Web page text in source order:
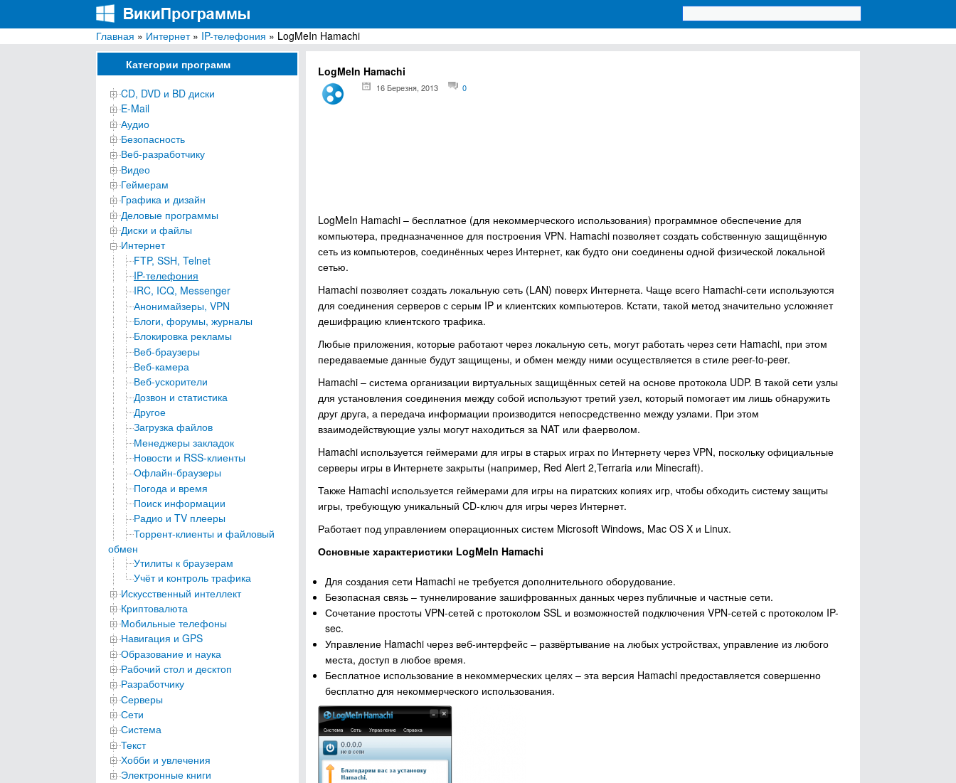
ВикиПрограммы
Энциклопедия бесплатных компьютерных программ для Windows
Главная » Интернет» IP-телефония » LogMeIn Hamachi
Категории программ
CD, DVD и BD диски
E-Mail
Аудио
Безопасность
Веб-разработчику
Видео
Геймерам
Графика и дизайн
Деловые программы
Диски и файлы
Интернет
FTP, SSH, Telnet
IP-телефония
IRC, ICQ, Messenger
Анонимайзеры, VPN
Блоги, форумы, журналы
Блокировка рекламы
Веб-браузеры
Веб-камера
Веб-ускорители
Дозвон и статистика
Другое
Загрузка файлов
Менеджеры закладок
Новости и RSS-клиенты
Офлайн-браузеры
Погода и время
Поиск информации
Радио и TV плееры
Торрент-клиенты и файловый
обмен
Утилиты к браузерам
Учёт и контроль трафика
Искусственный интеллект
Криптовалюта
Мобильные телефоны
Навигация и GPS
Образование и наука
Рабочий стол и десктоп
Разработчику
Серверы
Сети
Система
Текст
Хобби и увлечения
Электронные книги
LogMeIn Hamachi
16 Березня, 2013 0
LogMeIn Hamachi – бесплатное (для некоммерческого использования) программное обеспечение для
компьютера, предназначенное для построения VPN. Hamachi позволяет создать собственную защищённую
сеть из компьютеров, соединённых через Интернет, как будто они соединены одной физической локальной
сетью.
Hamachi позволяет создать локальную сеть (LAN) поверх Интернета. Чаще всего Hamachi-сети используются
для соединения серверов с серым IP и клиентских компьютеров. Кстати, такой метод значительно усложняет
дешифрацию клиентского трафика.
Любые приложения, которые работают через локальную сеть, могут работать через сети Hamachi, при этом
передаваемые данные будут защищены, и обмен между ними осуществляется в стиле peer-to-peer.
Hamachi – система организации виртуальных защищённых сетей на основе протокола UDP. В такой сети узлы
для установления соединения между собой используют третий узел, который помогает им лишь обнаружить
друг друга, а передача информации производится непосредственно между узлами. При этом
взаимодействующие узлы могут находиться за NAT или фаерволом.
Hamachi используется геймерами для игры в старых играх по Интернету через VPN, поскольку официальные
серверы игры в Интернете закрыты (например, Red Alert 2,Terraria или Minecraft).
Также Hamachi используется геймерами для игры на пиратских копиях игр, чтобы обходить систему защиты
игры, требующую уникальный CD-ключ для игры через Интернет.
Работает под управлением операционных систем Microsoft Windows, Mac OS X и Linux.
Основные характеристики LogMeIn Hamachi
Для создания сети Hamachi не требуется дополнительного оборудование.
Безопасная связь – туннелирование зашифрованных данных через публичные и частные сети.
Сочетание простоты VPN-сетей с протоколом SSL и возможностей подключения VPN-сетей с протоколом IP-
sec.
Управление Hamachi через веб-интерфейс – развёртывание на любых устройствах, управление из любого
места, доступ в любое время.
Бесплатное использование в некоммерческих целях – эта версия Hamachi предоставляется совершенно
бесплатно для некоммерческого использования.